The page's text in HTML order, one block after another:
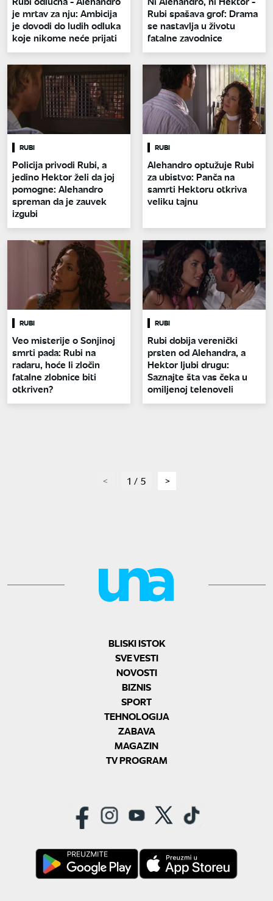
je mrtav za nju: Ambicija
je dovodi do ludih odluka
koje nikome neće prijati
Rubi spašava grof: Drama
se nastavlja u životu
fatalne zavodnice
RUBI
Policija privodi Rubi, a
jedino Hektor želi da joj
pomogne: Alehandro
spreman da je zauvek
izgubi
RUBI
Alehandro optužuje Rubi
za ubistvo: Panča na
samrti Hektoru otkriva
veliku tajnu
RUBI
Veo misterije o Sonjinoj
smrti pada: Rubi na
radaru, hoće li zločin
fatalne zlobnice biti
otkriven?
RUBI
Rubi dobija verenički
prsten od Alehandra, a
Hektor ljubi drugu:
Saznajte šta vas čeka u
omiljenoj telenoveli
page1 / 5 page
BLISKI ISTOK
SVE VESTI
NOVOSTI
BIZNIS
SPORT
TEHNOLOGIJA
ZABAVA
MAGAZIN
TV PROGRAM